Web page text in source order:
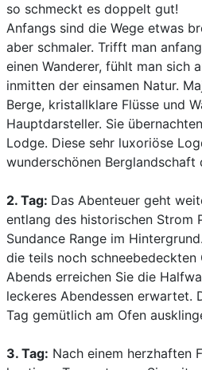
so schmeckt es doppelt gut!
Anfangs sind die Wege etwas
aber schmaler. Trifft man
einen Wanderer, fühlt man sich
inmitten der einsamen Natur.
Berge, kristallklare Flüsse und
Hauptdarsteller. Sie
Lodge. Diese sehr luxoriöse
wunderschönen Berglandschaft
2. Tag: Das Abenteuer geht
entlang des historischen Strom
Sundance Range im
die teils noch schneebedeckten
Abends erreichen Sie die
leckeres Abendessen erwartet.
Tag gemütlich am Ofen
3. Tag: Nach einem herzhaften